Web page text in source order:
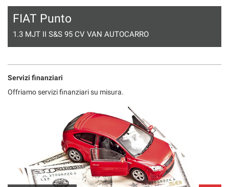
FIAT Punto
1.3 MJT II S&S 95 CV VAN AUTOCARRO
Servizi finanziari
Offriamo servizi finanziari su misura.
in
qualsiasi
Cookie necessari
Cookie delle preferenze
Cookie per il miglioramento dell'esperienza utente